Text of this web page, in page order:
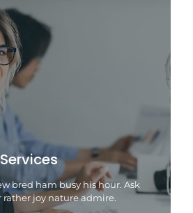
bred ham busy his hour. Ask
rather joy nature admire.